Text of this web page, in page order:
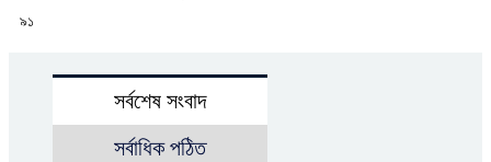
৯১
সর্বশেষ সংবাদ
সর্বাধিক পঠিত